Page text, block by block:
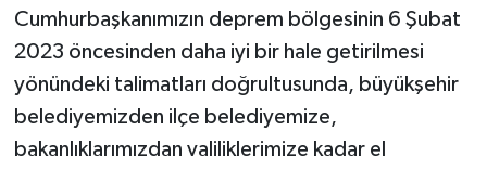
Cumhurbaşkanımızın deprem bölgesinin 6 Şubat
2023 öncesinden daha iyi bir hale getirilmesi
yönündeki talimatları doğrultusunda, büyükşehir
belediyemizden ilçe belediyemize,
bakanlıklarımızdan valiliklerimize kadar el